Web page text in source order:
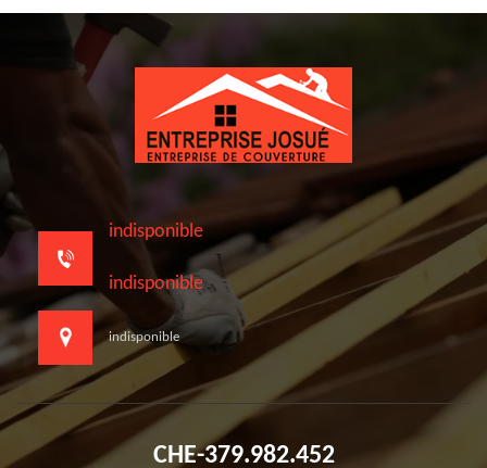
indisponible
indisponible
indisponible
CHE-379.982.452